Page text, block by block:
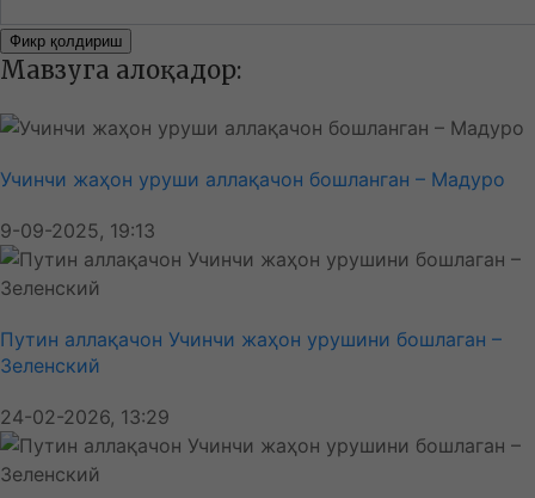
Фикр қолдириш
Мавзуга алоқадор:
Учинчи жаҳон уруши аллақачон бошланган – Мадуро
9-09-2025, 19:13
Путин аллақачон Учинчи жаҳон урушини бошлаган –
Зеленский
24-02-2026, 13:29